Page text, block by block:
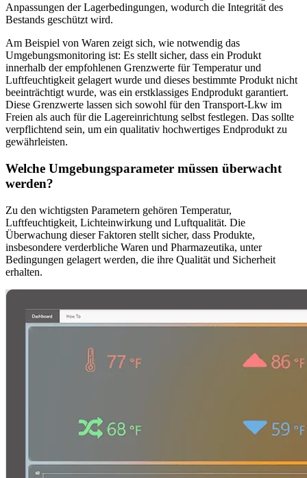
Anpassungen der Lagerbedingungen, wodurch die Integrität des
Bestands geschützt wird.
Am Beispiel von Waren zeigt sich, wie notwendig das
Umgebungsmonitoring ist: Es stellt sicher, dass ein Produkt
innerhalb der empfohlenen Grenzwerte für Temperatur und
Luftfeuchtigkeit gelagert wurde und dieses bestimmte Produkt nicht
beeinträchtigt wurde, was ein erstklassiges Endprodukt garantiert.
Diese Grenzwerte lassen sich sowohl für den Transport-Lkw im
Freien als auch für die Lagereinrichtung selbst festlegen. Das sollte
verpflichtend sein, um ein qualitativ hochwertiges Endprodukt zu
gewährleisten.
Welche Umgebungsparameter müssen überwacht
werden?
Zu den wichtigsten Parametern gehören Temperatur,
Luftfeuchtigkeit, Lichteinwirkung und Luftqualität. Die
Überwachung dieser Faktoren stellt sicher, dass Produkte,
insbesondere verderbliche Waren und Pharmazeutika, unter
Bedingungen gelagert werden, die ihre Qualität und Sicherheit
erhalten.